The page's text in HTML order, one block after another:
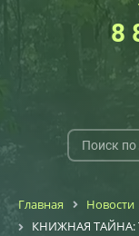
8
Главная
Новости
КНИЖНАЯ ТАЙНА: